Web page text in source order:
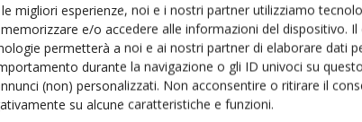
migliori esperienze, noi e i nostri partner utilizziamo
e/o accedere alle informazioni del dispositivo. Il
permetterà a noi e ai nostri partner di elaborare dati
durante la navigazione o gli ID univoci su
(non) personalizzati. Non acconsentire o ritirare il
su alcune caratteristiche e funzioni.